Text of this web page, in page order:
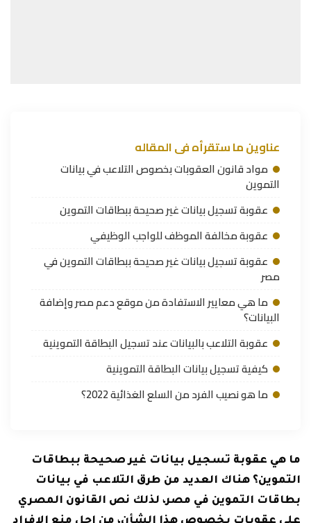
عناوين ما ستقرأه فى المقاله
مواد قانون العقوبات بخصوص التلاعب في بيانات
التموين
عقوبة تسجيل بيانات غير صحيحة ببطاقات التموين
عقوبة مخالفة الموظف للواجب الوظيفي
عقوبة تسجيل بيانات غير صحيحة ببطاقات التموين في
مصر
ما هي معايير الاستفادة من موقع دعم مصر وإضافة
البيانات؟
عقوبة التلاعب بالبيانات عند تسجيل البطاقة التموينية
كيفية تسجيل بيانات البطاقة التموينية
ما هو نصيب الفرد من السلع الغذائية 2022؟
ما هي عقوبة تسجيل بيانات غير صحيحة ببطاقات
التموين؟ هناك العديد من طرق التلاعب في بيانات
بطاقات التموين في مصر، لذلك نص القانون المصري